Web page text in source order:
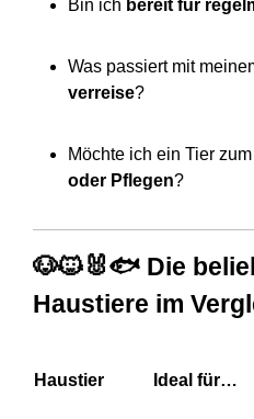
Bin ich bereit für
Was passiert mit
verreise?
Möchte ich ein Tier zum
oder Pflegen?
🐶🐱🐰🐟 Die
Haustiere im
Haustier Ideal für…